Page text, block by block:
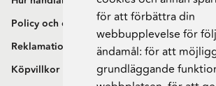
för att förbättra din
webbupplevelse för
ändamål: för att
grundläggande
Policy och cookies
Reklamation och retur
Köpvillkor